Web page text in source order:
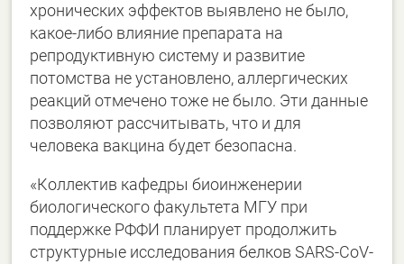
хронических эффектов выявлено не было,
какое-либо влияние препарата на
репродуктивную систему и развитие
потомства не установлено, аллергических
реакций отмечено тоже не было. Эти данные
позволяют рассчитывать, что и для
человека вакцина будет безопасна.
«Коллектив кафедры биоинженерии
биологического факультета МГУ при
поддержке РФФИ планирует продолжить
структурные исследования белков SARS-CoV-